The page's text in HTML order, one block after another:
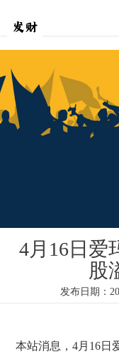
4月16日爱
股
发布日期：
本站消息，4月16日